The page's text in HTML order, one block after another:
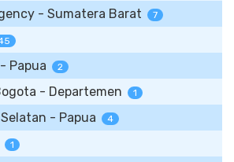
- Sumatera Barat 7
Papua 2
- Departemen 1
- Papua 4
1